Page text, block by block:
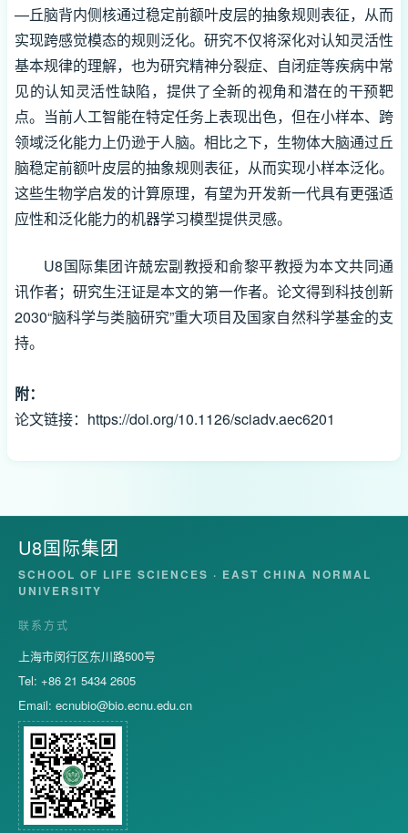
—丘脑背内侧核通过稳定前额叶皮层的抽象规则表征，从而
实现跨感觉模态的规则泛化。研究不仅将深化对认知灵活性
基本规律的理解，也为研究精神分裂症、自闭症等疾病中常
见的认知灵活性缺陷，提供了全新的视角和潜在的干预靶
点。当前人工智能在特定任务上表现出色，但在小样本、跨
领域泛化能力上仍逊于人脑。相比之下，生物体大脑通过丘
脑稳定前额叶皮层的抽象规则表征，从而实现小样本泛化。
这些生物学启发的计算原理，有望为开发新一代具有更强适
应性和泛化能力的机器学习模型提供灵感。
U8国际集团许兢宏副教授和俞黎平教授为本文共同通
讯作者；研究生汪证是本文的第一作者。论文得到科技创新
2030“脑科学与类脑研究”重大项目及国家自然科学基金的支
持。
附：
论文链接： https://doi.org/10.1126/sciadv.aec6201
U8国际集团
SCHOOL OF LIFE SCIENCES · EAST CHINA NORMAL
UNIVERSITY
联系方式
上海市闵行区东川路500号
Tel: +86 21 5434 2605
Email: ecnubio@bio.ecnu.edu.cn